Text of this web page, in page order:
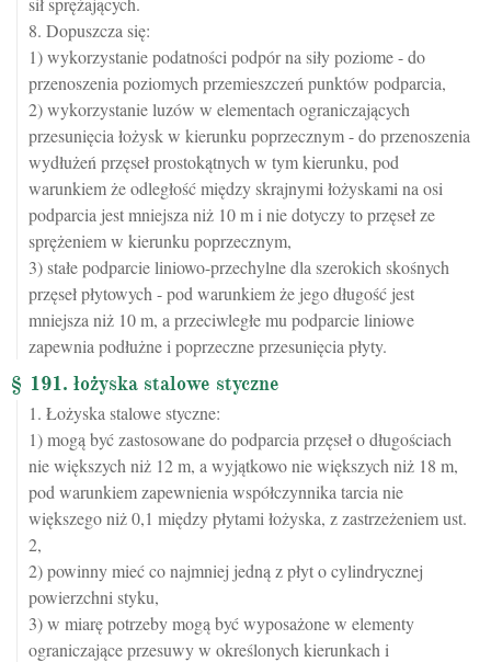
8. Dopuszcza się:
1) wykorzystanie podatności podpór na siły poziome - do
przenoszenia poziomych przemieszczeń punktów podparcia,
2) wykorzystanie luzów w elementach ograniczających
przesunięcia łożysk w kierunku poprzecznym - do przenoszenia
wydłużeń przęseł prostokątnych w tym kierunku, pod
warunkiem że odległość między skrajnymi łożyskami na osi
podparcia jest mniejsza niż 10 m i nie dotyczy to przęseł ze
sprężeniem w kierunku poprzecznym,
3) stałe podparcie liniowo-przechylne dla szerokich skośnych
przęseł płytowych - pod warunkiem że jego długość jest
mniejsza niż 10 m, a przeciwległe mu podparcie liniowe
zapewnia podłużne i poprzeczne przesunięcia płyty.
§ 191. łożyska stalowe styczne
1. Łożyska stalowe styczne:
1) mogą być zastosowane do podparcia przęseł o długościach
nie większych niż 12 m, a wyjątkowo nie większych niż 18 m,
pod warunkiem zapewnienia współczynnika tarcia nie
większego niż 0,1 między płytami łożyska, z zastrzeżeniem ust.
2,
2) powinny mieć co najmniej jedną z płyt o cylindrycznej
powierzchni styku,
3) w miarę potrzeby mogą być wyposażone w elementy
ograniczające przesuwy w określonych kierunkach i